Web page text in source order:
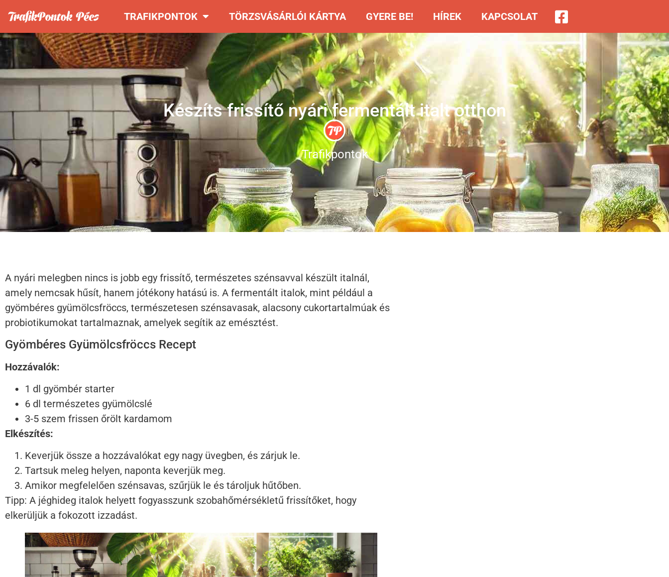
TRAFIKPONTOK TÖRZSVÁSÁRLÓI KÁRTYA GYERE BE! HÍREK KAPCSOLAT
Készíts frissítő nyári fermentált italt otthon
Trafikpontok
A nyári melegben nincs is jobb egy frissítő, természetes szénsavval készült italnál,
amely nemcsak hűsít, hanem jótékony hatású is. A fermentált italok, mint például a
gyömbéres gyümölcsfröccs, természetesen szénsavasak, alacsony cukortartalmúak és
probiotikumokat tartalmaznak, amelyek segítik az emésztést.
Gyömbéres Gyümölcsfröccs Recept
Hozzávalók:
1 dl gyömbér starter
6 dl természetes gyümölcslé
3-5 szem frissen őrölt kardamom
Elkészítés:
Keverjük össze a hozzávalókat egy nagy üvegben, és zárjuk le.
Tartsuk meleg helyen, naponta keverjük meg.
Amikor megfelelően szénsavas, szűrjük le és tároljuk hűtőben.
Tipp: A jéghideg italok helyett fogyasszunk szobahőmérsékletű frissítőket, hogy
elkerüljük a fokozott izzadást.